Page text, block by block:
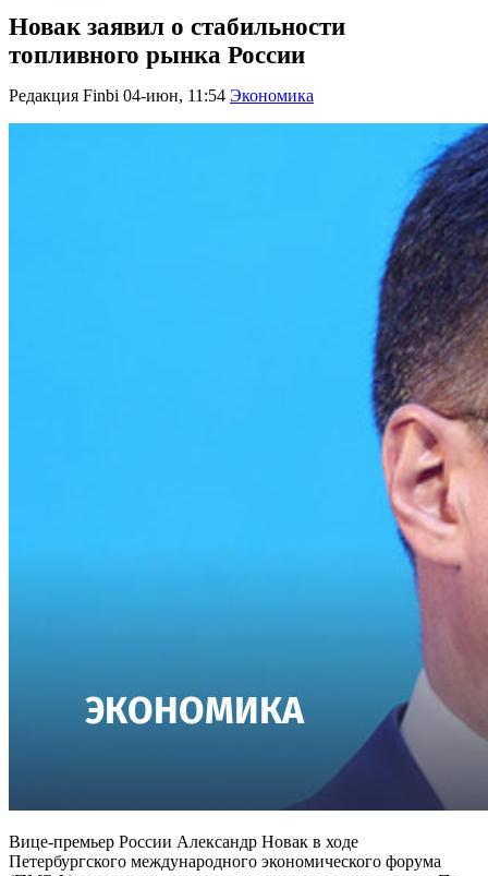
Новак заявил о стабильности
топливного рынка России
Редакция Finbi 04-июн, 11:54 Экономика
Вице-премьер России Александр Новак в ходе
Петербургского международного экономического форума